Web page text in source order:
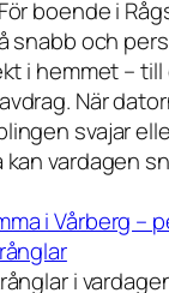
boende i
snabb och
i hemmet –
När
svajar
kan vardagen
i Vårberg –
i